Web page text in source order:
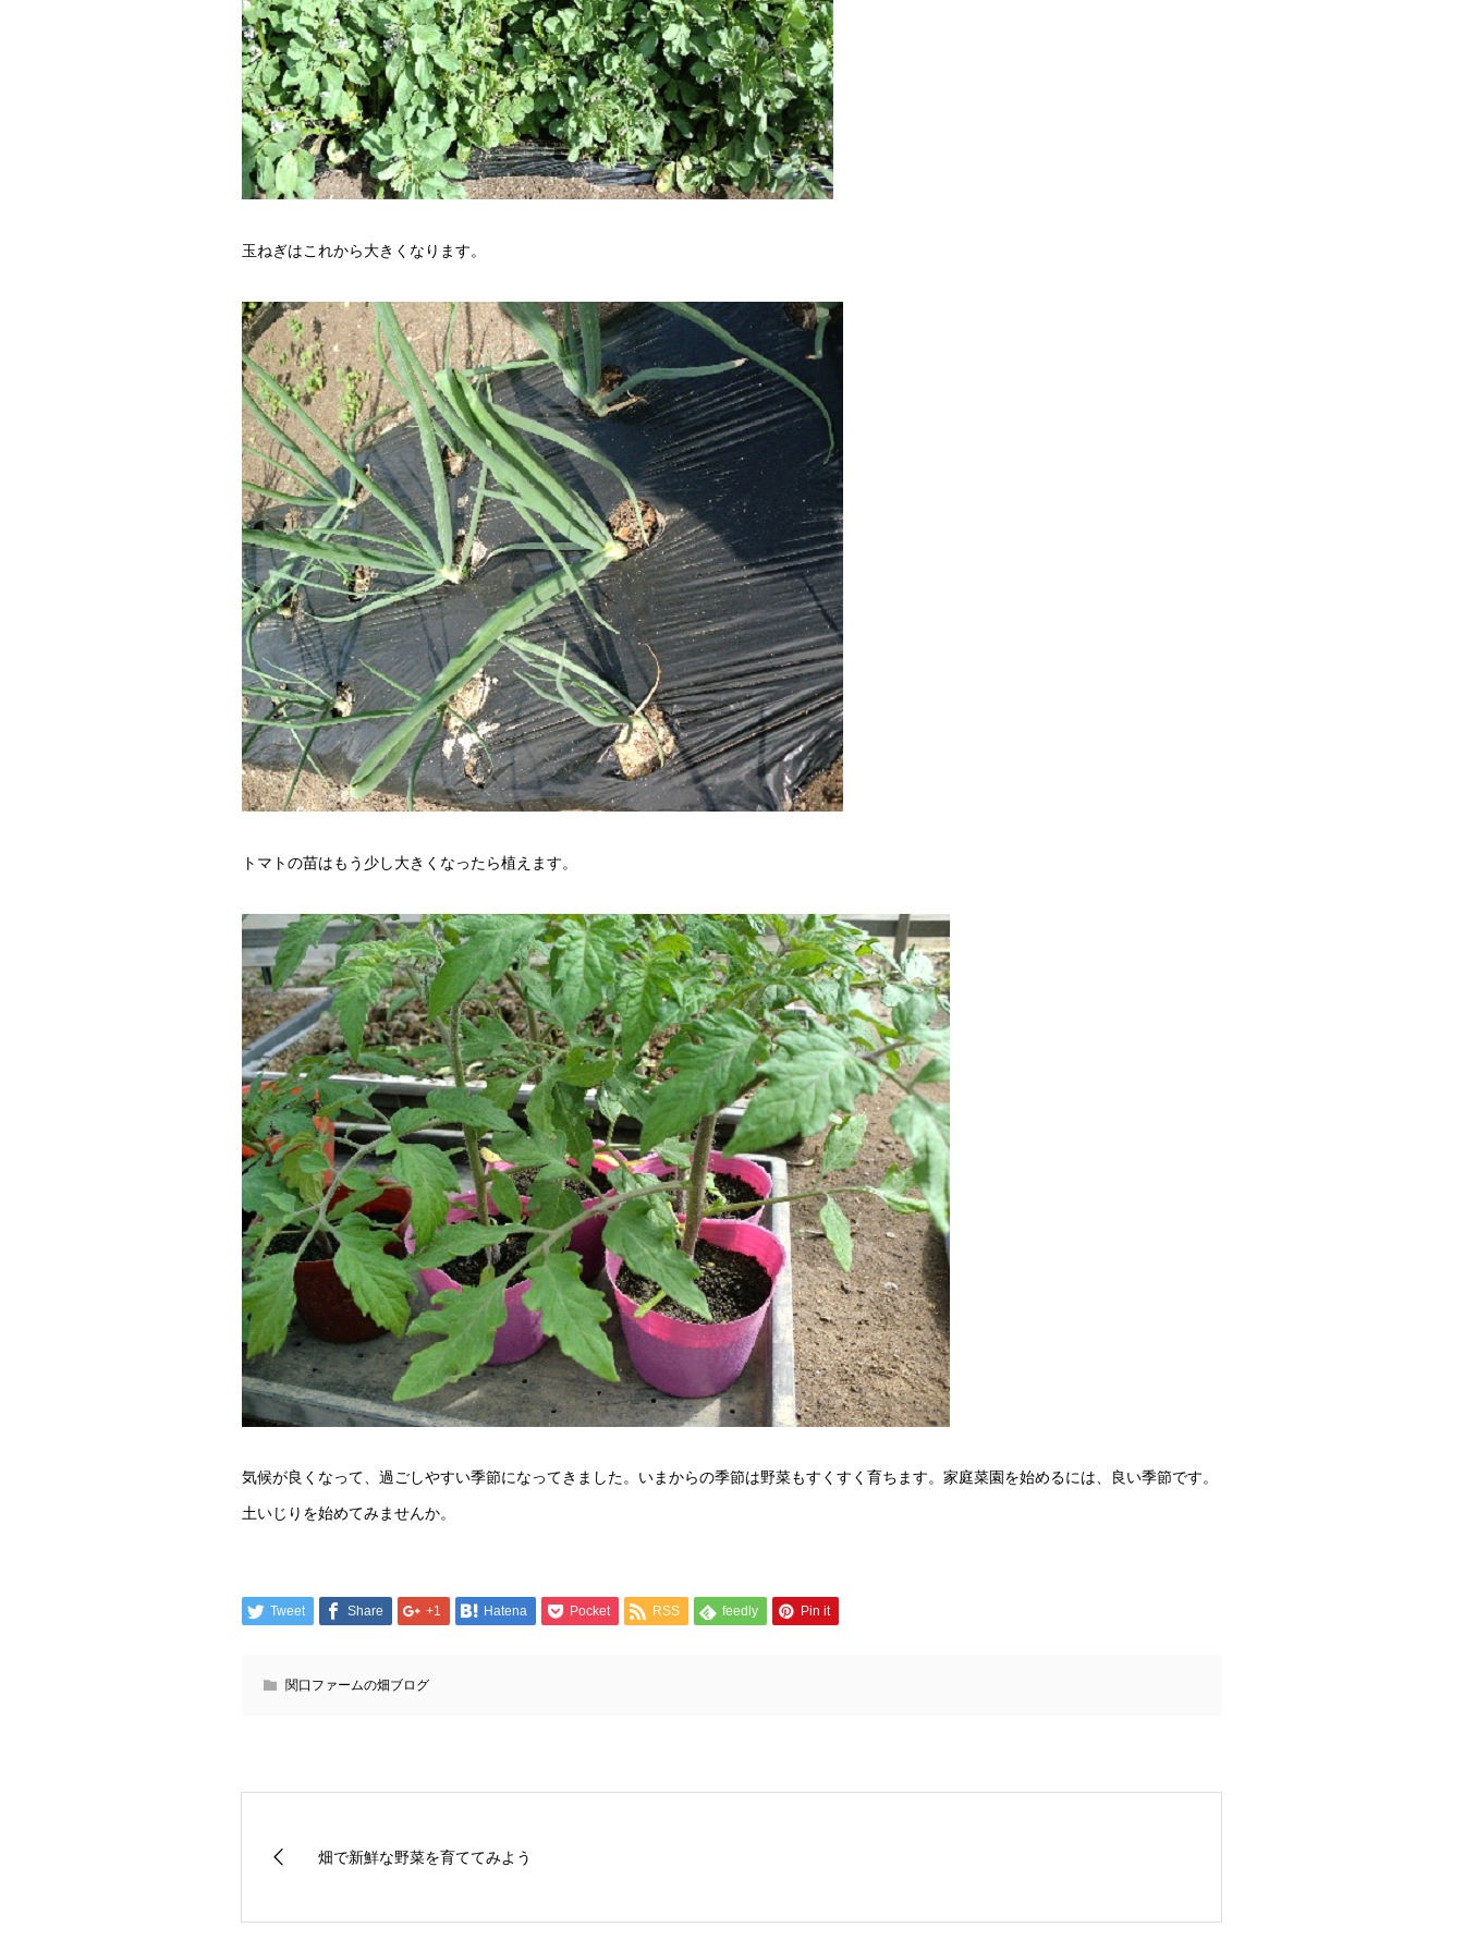
玉ねぎはこれから大きくなります。
トマトの苗はもう少し大きくなったら植えます。
気候が良くなって、過ごしやすい季節になってきました。いまからの季節は野菜もすくすく育ちます。家庭菜園を始めるには、良い季節です。
土いじりを始めてみませんか。
Tweet Share +1 Hatena Pocket RSS feedly Pin it
関口ファームの畑ブログ
畑で新鮮な野菜を育ててみよう